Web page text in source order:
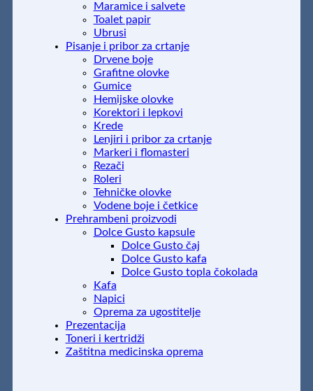
Maramice i salvete
Toalet papir
Ubrusi
Pisanje i pribor za crtanje
Drvene boje
Grafitne olovke
Gumice
Hemijske olovke
Korektori i lepkovi
Krede
Lenjiri i pribor za crtanje
Markeri i flomasteri
Rezači
Roleri
Tehničke olovke
Vodene boje i četkice
Prehrambeni proizvodi
Dolce Gusto kapsule
Dolce Gusto čaj
Dolce Gusto kafa
Dolce Gusto topla čokolada
Kafa
Napici
Oprema za ugostitelje
Prezentacija
Toneri i kertridži
Zaštitna medicinska oprema